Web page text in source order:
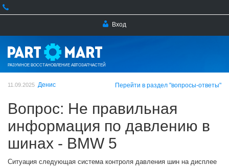
Вход
РАЗУМНОЕ ВОССТАНОВЛЕНИЕ АВТОЗАПЧАСТЕЙ
11.09.2025 Денис Перейти в раздел "вопросы-ответы"
Вопрос: Не правильная
информация по давлению в
шинах - BMW 5
Ситуация следующая система контроля давления шин на дисплее